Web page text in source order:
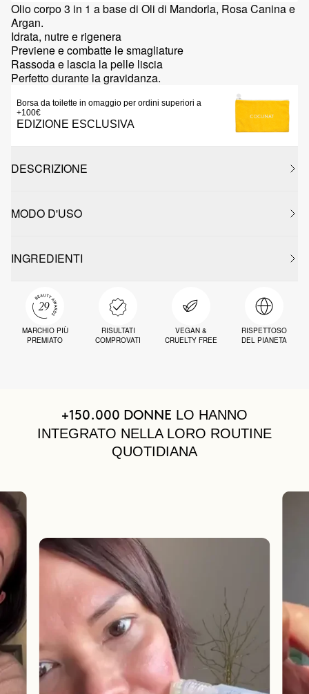
Olio corpo 3 in 1 a base di Oli di Mandorla, Rosa Canina e
Argan.
Idrata, nutre e rigenera
Previene e combatte le smagliature
Rassoda e lascia la pelle liscia
Perfetto durante la gravidanza.
Borsa da toilette in omaggio per ordini superiori a
+100€
EDIZIONE ESCLUSIVA
DESCRIZIONE
MODO D'USO
INGREDIENTI
MARCHIO PIÙ
PREMIATO
RISULTATI
COMPROVATI
VEGAN &
CRUELTY FREE
RISPETTOSO
DEL PIANETA
+150.000 DONNE LO HANNO
INTEGRATO NELLA LORO ROUTINE
QUOTIDIANA